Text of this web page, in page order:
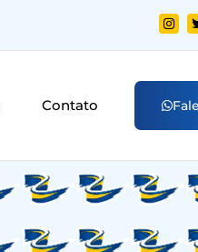
Contato